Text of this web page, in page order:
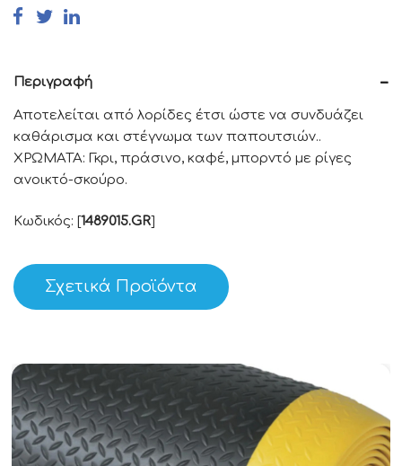
Περιγραφή
Αποτελείται από λορίδες έτσι ώστε να συνδυάζει
καθάρισμα και στέγνωμα των παπουτσιών..
ΧΡΩΜΑΤΑ: Γκρι, πράσινο, καφέ, μπορντό με ρίγες
ανοικτό-σκούρο.
Κωδικός: [1489015.GR]
Σχετικά Προϊόντα